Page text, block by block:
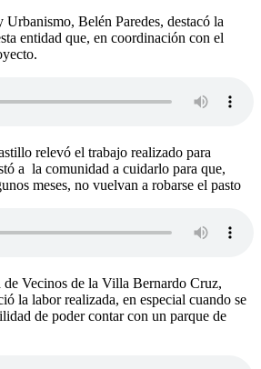
Belén Paredes, destacó la
entidad que, en coordinación con el
relevó el trabajo realizado para
a la comunidad a cuidarlo para que,
meses, no vuelvan a robarse el pasto
de Vecinos de la Villa Bernardo Cruz,
la labor realizada, en especial cuando se
de poder contar con un parque de